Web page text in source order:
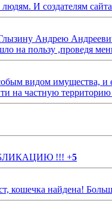
И создателям
Андрею
на пользу ,проведя
видом имущества, и
на частную территорию
!!! +5
кошечка найдена!